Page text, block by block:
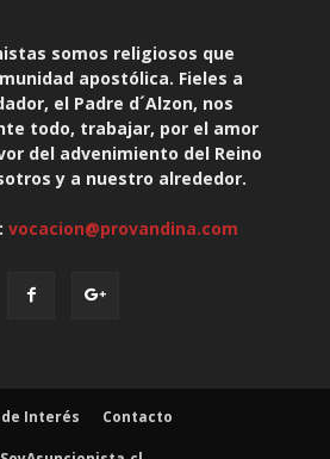
somos religiosos que
apostólica. Fieles a
el Padre d´Alzon, nos
todo, trabajar, por el amor
del advenimiento del Reino
y a nuestro alrededor.
vocacion@provandina.com
Interés Contacto